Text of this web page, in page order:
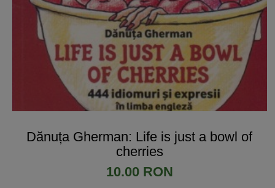
Dănuța Gherman: Life is just a bowl of
cherries
10.00 RON